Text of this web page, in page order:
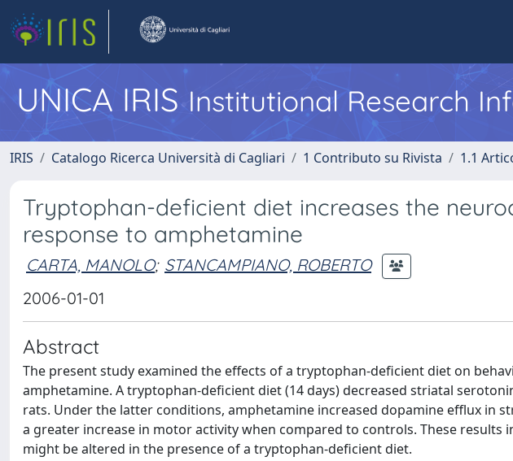
UNICA IRISInstitutional Research
IRIS Catalogo Ricerca Università di Cagliari 1 Contributo su Rivista 1.1
Tryptophan-deficient diet increases the
response to amphetamine
CARTA, MANOLO; STANCAMPIANO, ROBERTO
2006-01-01
Abstract
The present study examined the effects of a tryptophan-deficient diet on
amphetamine. A tryptophan-deficient diet (14 days) decreased striatal
rats. Under the latter conditions, amphetamine increased dopamine efflux in
a greater increase in motor activity when compared to controls. These results
might be altered in the presence of a tryptophan-deficient diet.